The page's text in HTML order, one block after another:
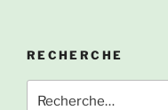
RECHERCHE